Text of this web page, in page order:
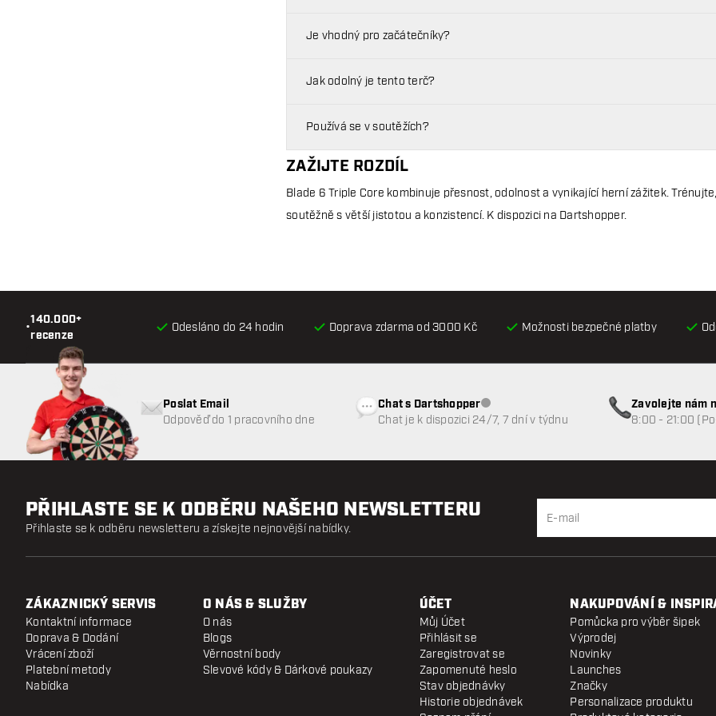
Je vhodný pro začátečníky?
Jak odolný je tento terč?
Používá se v soutěžích?
ZAŽIJTE ROZDÍL
Blade 6 Triple Core kombinuje přesnost, odolnost a vynikající herní zážitek.
soutěžně s větší jistotou a konzistencí. K dispozici na Dartshopper.
•
140.000+
recenze
Odesláno do 24 hodin Doprava zdarma od 3000 Kč Možnosti bezpečné platby
Poslat Email
Odpověď do 1 pracovního dne
Chat s DartshopperZákaznický servis nedostupný
Chat je k dispozici 24/7, 7 dní v týdnu
Zavolejte nám
8:00 - 21:00
PŘIHLASTE SE K ODBĚRU NAŠEHO NEWSLETTERU
Přihlaste se k odběru newsletteru a získejte nejnovější nabídky.
ZÁKAZNICKÝ SERVIS
Kontaktní informace
Doprava & Dodání
Vrácení zboží
Platební metody
Nabídka
O NÁS & SLUŽBY
O nás
Blogs
Věrnostní body
Slevové kódy & Dárkové poukazy
ÚČET
Můj Účet
Přihlásit se
Zaregistrovat se
Zapomenuté heslo
Stav objednávky
Historie objednávek
NAKUPOVÁNÍ &
Pomůcka pro výběr šipek
Výprodej
Novinky
Launches
Značky
Personalizace produktu